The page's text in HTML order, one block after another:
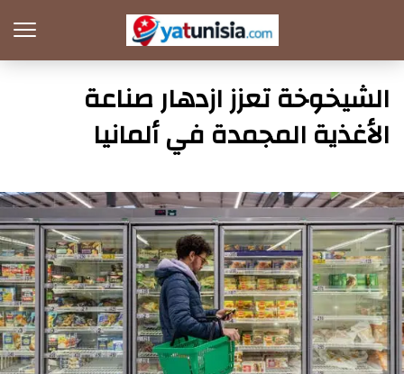
الشيخوخة تعزز ازدهار صناعة
الأغذية المجمدة في ألمانيا